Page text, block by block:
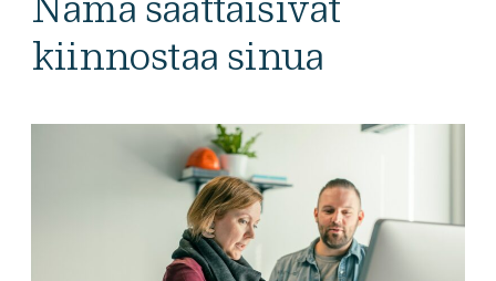
kiinnostaa sinua